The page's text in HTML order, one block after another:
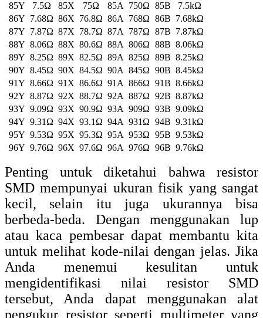
Kategori :Artikel,Elektronika,Lainnya ,Terbaruoleh
Fermana. Lakukan Bookmarkpermalink.
Tentang Dedy Fermana
Dedy Fermana, yang lebih akrab disapa Dedy, adalah Seorang
Content Artikel di Birolistrik. Ia suka mengikuti tren seputar
teknologi seperti kelistrikan, Pendingin (AIr Conditioner), PLC,
dan membantu pembaca untuk menyelesaikan masalah yang dialami
seputar teknologi.
Tampilkan semua tulisan oleh Dedy Fermana →